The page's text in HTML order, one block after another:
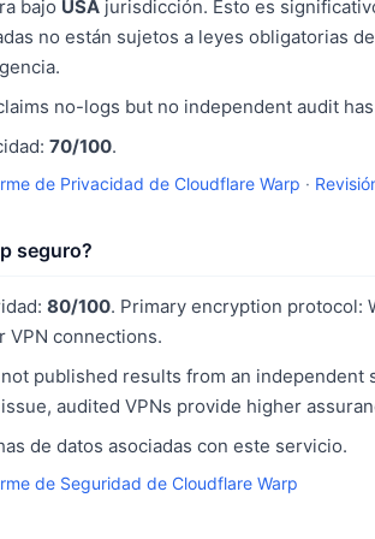
bajo USA jurisdicción. Esto es
no están sujetos a leyes obligatorias
no-logs but no independent audit
70/100.
de Privacidad de Cloudflare Warp ·
seguro?
80/100. Primary encryption protocol:
VPN connections.
published results from an
audited VPNs provide higher
de datos asociadas con este servicio.
de Seguridad de Cloudflare Warp